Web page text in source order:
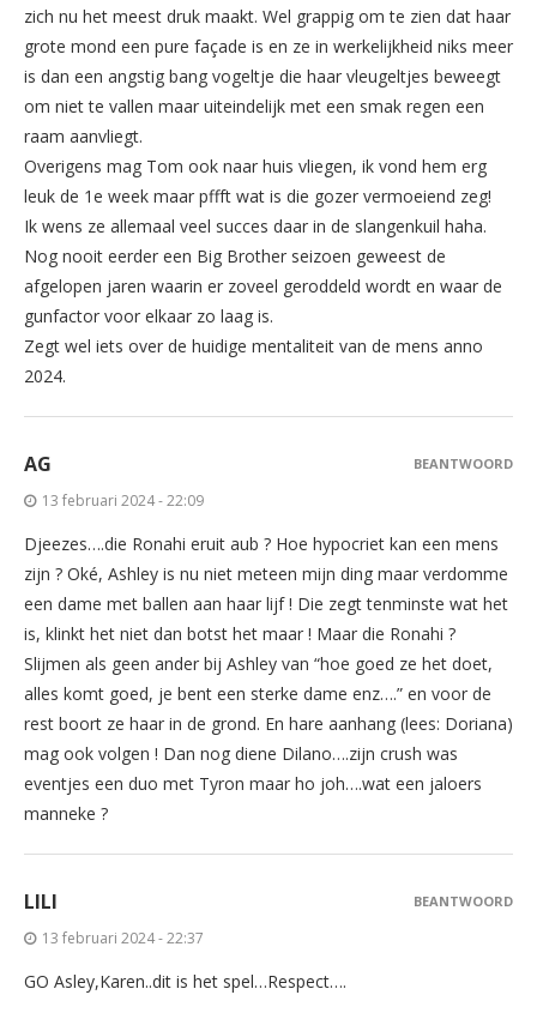
zich nu het meest druk maakt. Wel grappig om te zien dat haar
grote mond een pure façade is en ze in werkelijkheid niks meer
is dan een angstig bang vogeltje die haar vleugeltjes beweegt
om niet te vallen maar uiteindelijk met een smak regen een
raam aanvliegt.
Overigens mag Tom ook naar huis vliegen, ik vond hem erg
leuk de 1e week maar pffft wat is die gozer vermoeiend zeg!
Ik wens ze allemaal veel succes daar in de slangenkuil haha.
Nog nooit eerder een Big Brother seizoen geweest de
afgelopen jaren waarin er zoveel geroddeld wordt en waar de
gunfactor voor elkaar zo laag is.
Zegt wel iets over de huidige mentaliteit van de mens anno
2024.
AG
13 februari 2024 - 22:09
Djeezes….die Ronahi eruit aub ? Hoe hypocriet kan een mens
zijn ? Oké, Ashley is nu niet meteen mijn ding maar verdomme
een dame met ballen aan haar lijf ! Die zegt tenminste wat het
is, klinkt het niet dan botst het maar ! Maar die Ronahi ?
Slijmen als geen ander bij Ashley van “hoe goed ze het doet,
alles komt goed, je bent een sterke dame enz….” en voor de
rest boort ze haar in de grond. En hare aanhang (lees: Doriana)
mag ook volgen ! Dan nog diene Dilano….zijn crush was
eventjes een duo met Tyron maar ho joh….wat een jaloers
manneke ?
BEANTWOORD
LILI
13 februari 2024 - 22:37
GO Asley,Karen..dit is het spel…Respect….
BEANTWOORD